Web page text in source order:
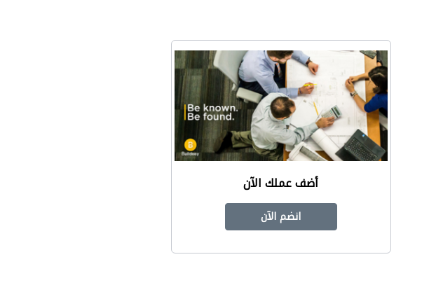
أضف عملك الآن
انضم الآن